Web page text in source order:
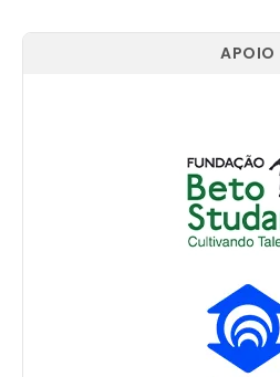
APOIO